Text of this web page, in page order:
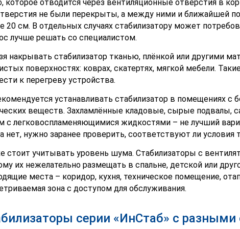
которое отводится через вентиляционные отверстия в
не были перекрыты, а между ними и ближайшей
20 см. В отдельных случаях стабилизатору может
лучше решать со специалистом.
накрывать стабилизатор тканью, плёнкой или другими
поверхностях: коврах, скатертях, мягкой мебели.
к перегреву устройства.
устанавливать стабилизатор в помещениях с
веществ. Захламлённые кладовые, сырые подвалы,
с легковоспламеняющимися жидкостями – не лучший
нет, нужно заранее проверить, соответствуют ли условия
стоит учитывать уровень шума. Стабилизаторы с
их нежелательно размещать в спальне, детской или
места – коридор, кухня, техническое помещение,
зона с доступом для обслуживания.
серии «ИнСтаб» с